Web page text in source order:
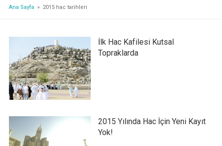
Ana Sayfa » 2015 hac tarihleri
İlk Hac Kafilesi Kutsal
Topraklarda
2015 Yılında Hac İçin Yeni Kayıt
Yok!